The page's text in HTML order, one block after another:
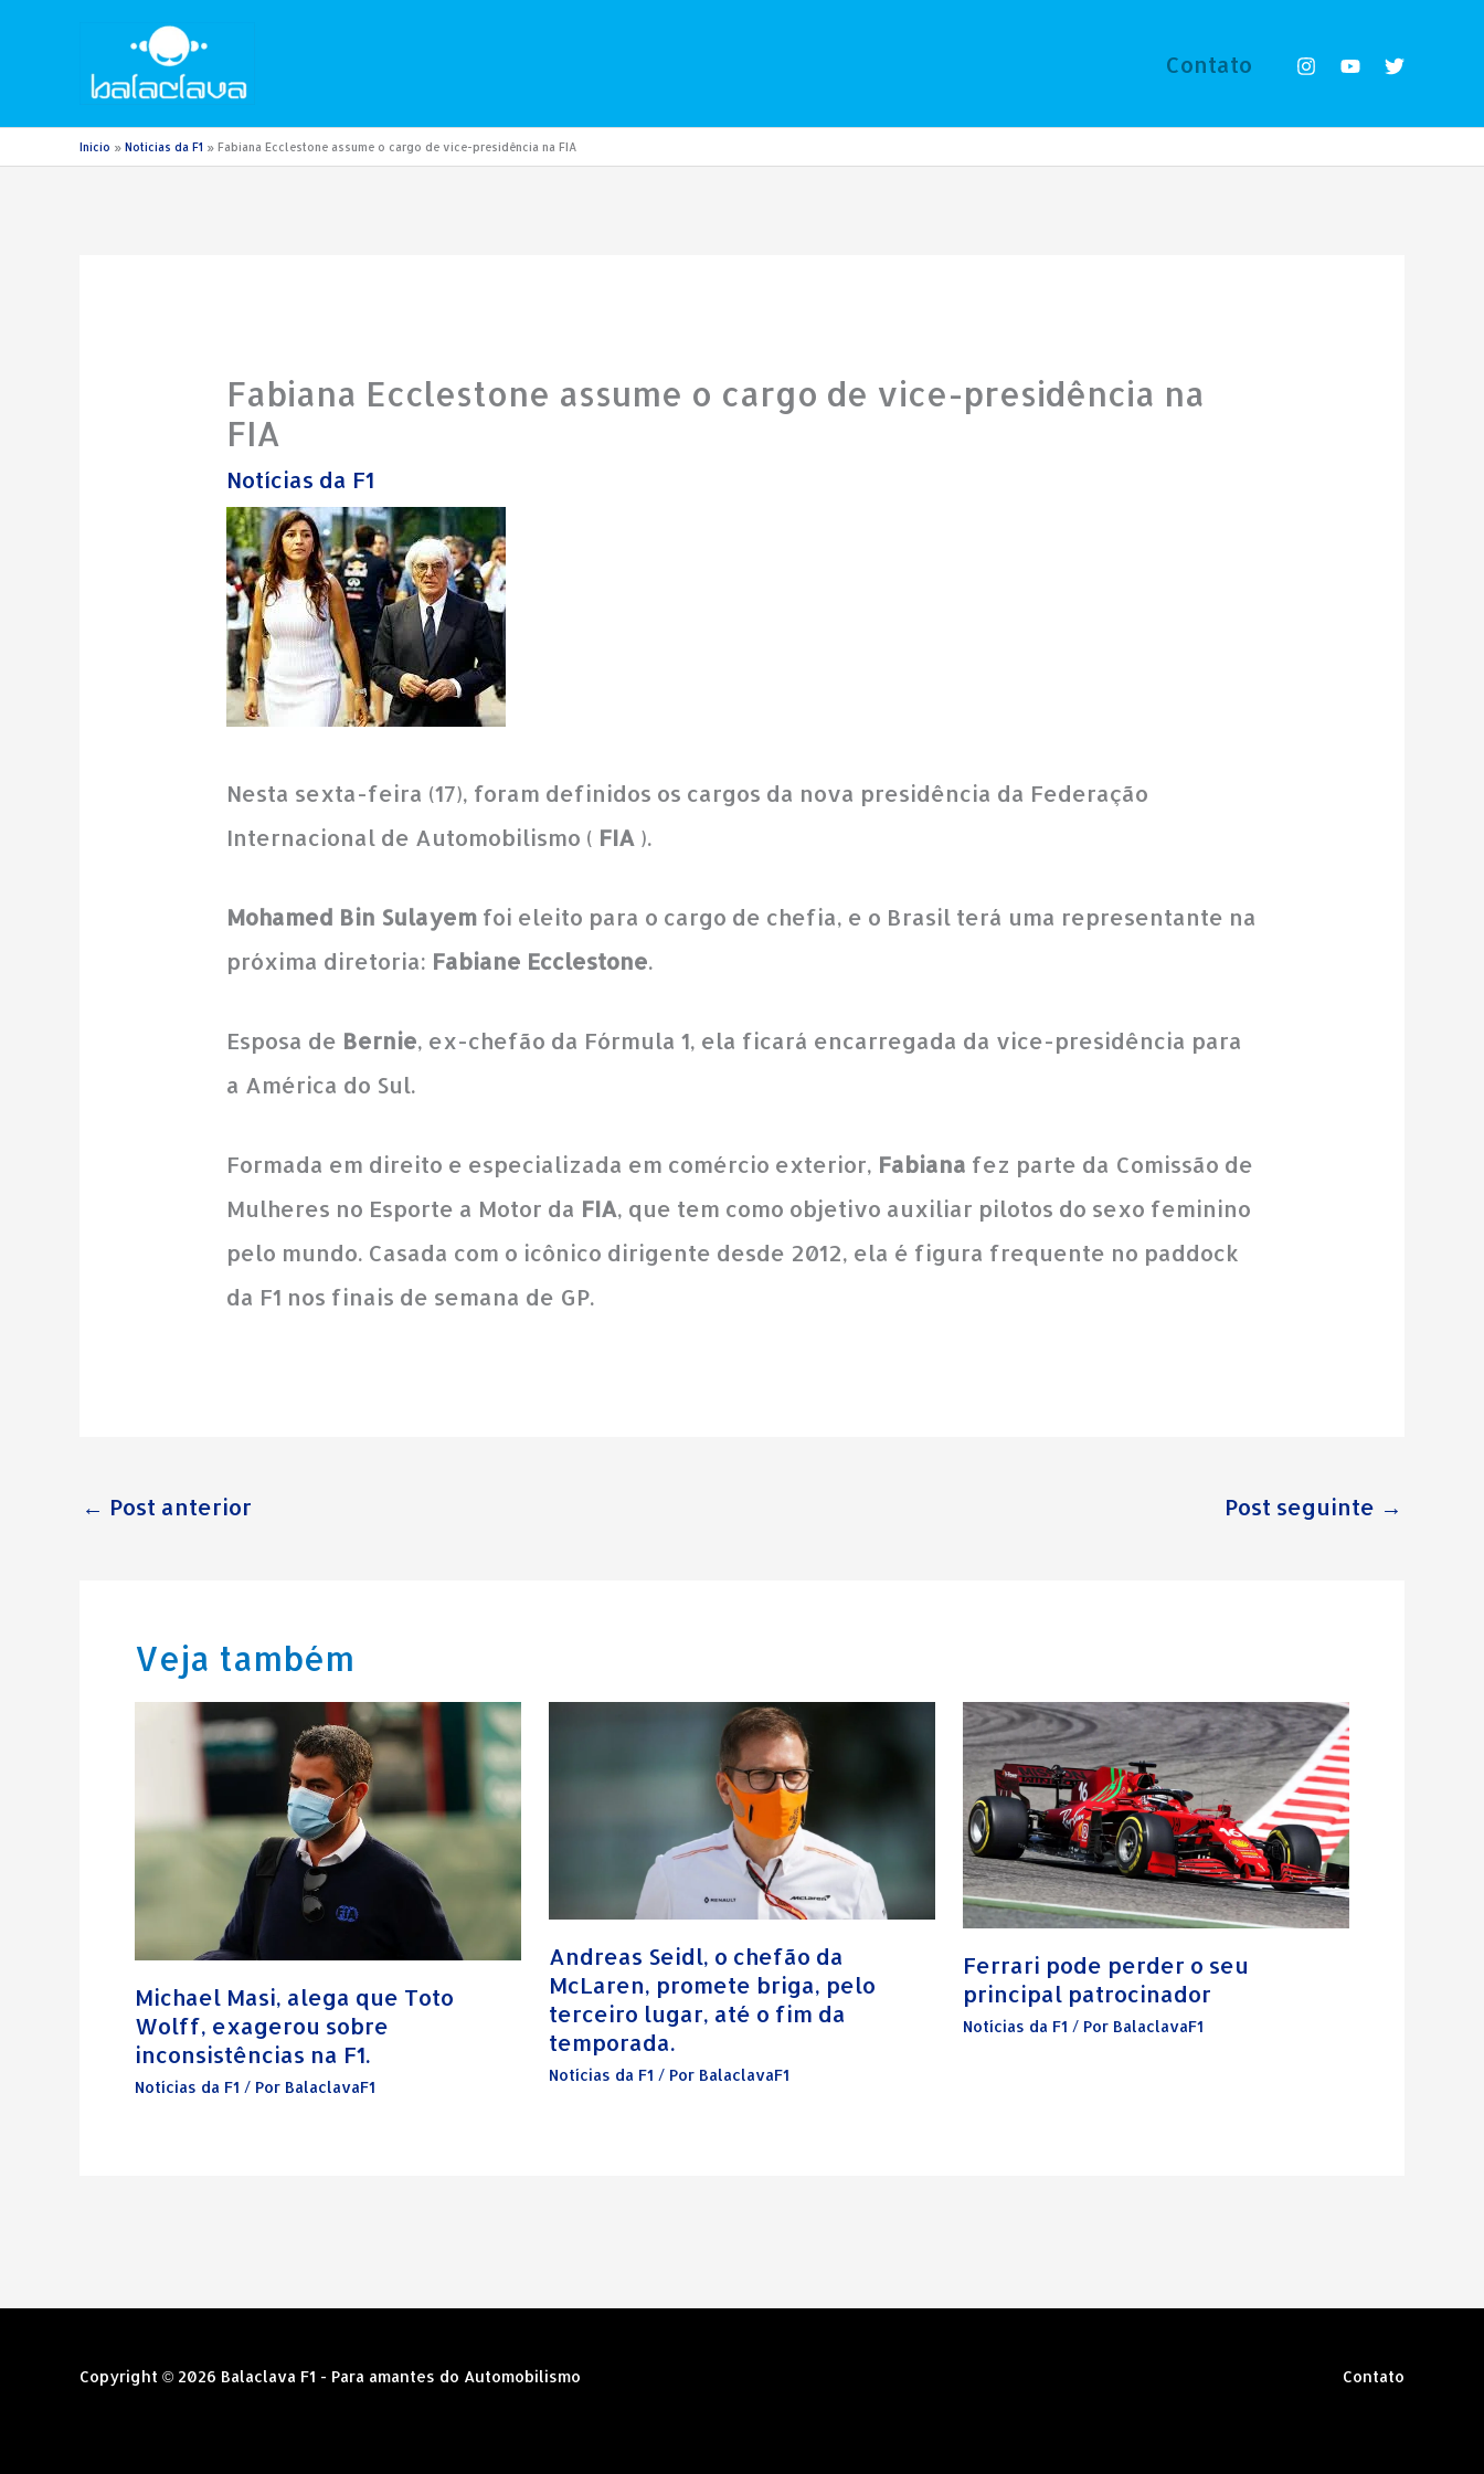
conteúdo
Contato
Início Notícias da F1 Fabiana Ecclestone assume o cargo de vice-presidência na FIA
Fabiana Ecclestone assume o cargo de vice-presidência na
FIA
Notícias da F1
Nesta sexta-feira (17), foram definidos os cargos da nova presidência da Federação
Internacional de Automobilismo ( FIA ).
Mohamed Bin Sulayem foi eleito para o cargo de chefia, e o Brasil terá uma representante na
próxima diretoria: Fabiane Ecclestone.
Esposa de Bernie, ex-chefão da Fórmula 1, ela ficará encarregada da vice-presidência para
a América do Sul.
Formada em direito e especializada em comércio exterior, Fabiana fez parte da Comissão de
Mulheres no Esporte a Motor da FIA, que tem como objetivo auxiliar pilotos do sexo feminino
pelo mundo. Casada com o icônico dirigente desde 2012, ela é figura frequente no paddock
da F1 nos finais de semana de GP.
← Post anterior Post seguinte →
Veja também
Michael Masi, alega que Toto
Wolff, exagerou sobre
inconsistências na F1.
Notícias da F1 / Por BalaclavaF1
Andreas Seidl, o chefão da
McLaren, promete briga, pelo
terceiro lugar, até o fim da
temporada.
Notícias da F1 / Por BalaclavaF1
Ferrari pode perder o seu
principal patrocinador
Notícias da F1 / Por BalaclavaF1
Copyright © 2026 Balaclava F1 - Para amantes do Automobilismo Contato